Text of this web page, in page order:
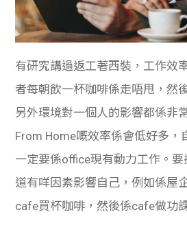
有研究講過返工著西裝，工作效
者每朝飲一杯咖啡係走唔甩，然
另外環境對一個人的影響都係非
From Home嘅效率係會低好多，
一定要係office現有動力工作。要
道有咩因素影響自己，例如係屋
cafe買杯咖啡，然後係cafe做功